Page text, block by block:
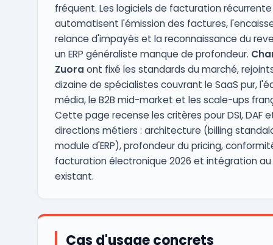
fréquent. Les logiciels de facturation récurrente
automatisent l'émission des factures,
relance d'impayés et la reconnaissance du
un ERP généraliste manque de profondeur.
Zuora ont fixé les standards du marché,
dizaine de spécialistes couvrant le SaaS pur,
média, le B2B mid-market et les scale-ups
Cette page recense les critères pour DSI, DAF
directions métiers : architecture (billing
module d'ERP), profondeur du pricing,
facturation électronique 2026 et intégration au
existant.
Cas d'usage concrets